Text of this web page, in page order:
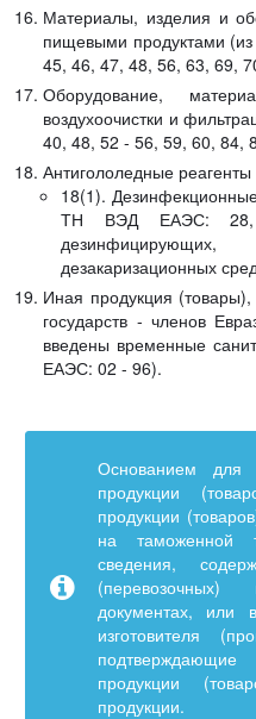
Материалы, изделия и
пищевыми продуктами
45, 46, 47, 48, 56, 63, 69,
Оборудование,
воздухоочистки и
40, 48, 52 - 56, 59, 60, 84,
Антигололедные
18(1).
ТН ВЭД ЕАЭС:
дезакаризационных
Иная продукция
государств - членов
введены временные
ЕАЭС: 02 - 96).
Основанием для
продукции
продукции
на таможенной
сведения,
документах, или
изготовителя
продукции
продукции.